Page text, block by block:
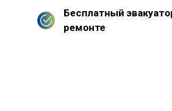
Бесплатный
ремонте